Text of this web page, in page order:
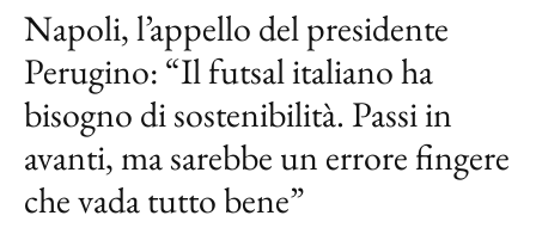
Napoli, l’appello del presidente
Perugino: “Il futsal italiano ha
bisogno di sostenibilità. Passi in
avanti, ma sarebbe un errore fingere
che vada tutto bene”